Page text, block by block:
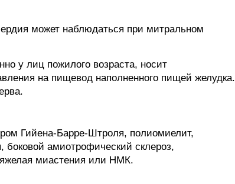
может наблюдаться при митральном
у лиц пожилого возраста, носит
на пищевод наполненного пищей желудка.
Гийена-Барре-Штроля, полиомиелит,
амиотрофический склероз,
миастения или НМК.